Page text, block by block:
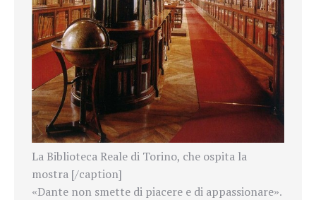
La Biblioteca Reale di Torino, che ospita la
mostra [/caption]
«Dante non smette di piacere e di appassionare».